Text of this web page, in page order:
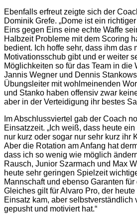
Ebenfalls erfreut zeigte sich der
Dominik Grefe. „Dome ist ein
Eins gegen Eins eine echte Waffe
Halbzeit Probleme mit dem Scoring
bedient. Ich hoffe sehr, dass ihm das
Motivationsschub gibt und er weiter
Möglichkeiten so für das Team in die
Jannis Wegner und Dennis
Übungsleiter mit wohlmeinenden
und Stanko haben offensiv zwar
aber in der Verteidigung ihr bestes
Im Abschlussviertel gab der Coach
Einsatzzeit. „Ich weiß, dass heute
nur kurz oder sogar nur sehr kurz ihr
Aber die Rotation am Anfang hat
dass ich so wenig wie möglich
Rausch, Junior Szarmach und Max
heute sehr geringen Spielzeit
Mannschaft und ebenso Garanten
Gleiches gilt für Alvaro Pro, der
Einsatz kam, aber selbstverständlich
gepusht und motiviert hat.“